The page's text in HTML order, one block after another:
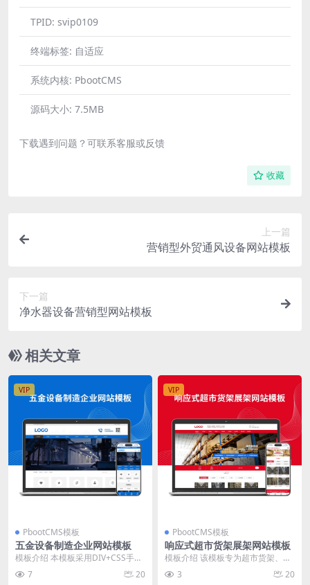
TPID: svip0109
终端标签: 自适应
系统内核: PbootCMS
源码大小: 7.5MB
下载遇到问题？可联系客服或反馈
收藏
上一篇
营销型外贸通风设备网站模板
下一篇
净水器设备营销型网站模板
相关文章
VIP
PbootCMS模板
五金设备制造企业网站模板
模板介绍 本模板采用DIV+CSS手工
编写，结构简明，页面加载速度
快。整体风格突...
7 20
VIP
PbootCMS模板
响应式超市货架展架网站模板
模板介绍 该模板专为超市货架、展
架及仓储货架等生产销售企业设
计，结构清晰，内容分...
3 20